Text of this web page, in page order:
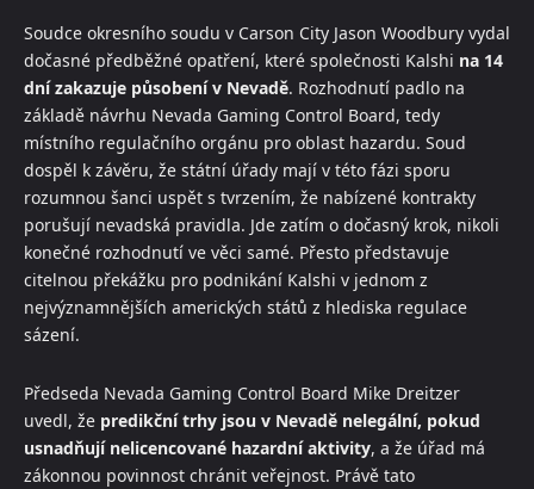
Soudce okresního soudu v Carson City Jason Woodbury vydal
dočasné předběžné opatření, které společnosti Kalshi na 14
dní zakazuje působení v Nevadě. Rozhodnutí padlo na
základě návrhu Nevada Gaming Control Board, tedy
místního regulačního orgánu pro oblast hazardu. Soud
dospěl k závěru, že státní úřady mají v této fázi sporu
rozumnou šanci uspět s tvrzením, že nabízené kontrakty
porušují nevadská pravidla. Jde zatím o dočasný krok, nikoli
konečné rozhodnutí ve věci samé. Přesto představuje
citelnou překážku pro podnikání Kalshi v jednom z
nejvýznamnějších amerických států z hlediska regulace
sázení.
Předseda Nevada Gaming Control Board Mike Dreitzer
uvedl, že predikční trhy jsou v Nevadě nelegální, pokud
usnadňují nelicencované hazardní aktivity, a že úřad má
zákonnou povinnost chránit veřejnost. Právě tato